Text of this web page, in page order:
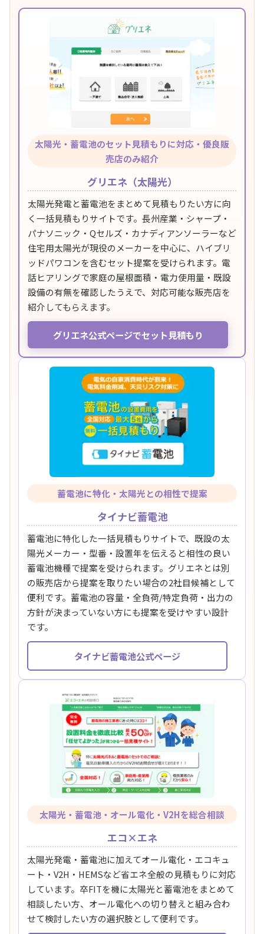
太陽光・蓄電池のセット見積もりに対応・優良販
売店のみ紹介
グリエネ（太陽光）
太陽光発電と蓄電池をまとめて見積もりたい方に向
く一括見積もりサイトです。長州産業・シャープ・
パナソニック・Qセルズ・カナディアンソーラーなど
住宅用太陽光が現役のメーカーを中心に、ハイブリ
ッドパワコンを含むセット提案を受けられます。電
話ヒアリングで家庭の屋根面積・電力使用量・既設
設備の有無を確認したうえで、対応可能な販売店を
紹介してもらえます。
グリエネ公式ページでセット見積もり
蓄電池に特化・太陽光との相性で提案
タイナビ蓄電池
蓄電池に特化した一括見積もりサイトで、既設の太
陽光メーカー・型番・設置年を伝えると相性の良い
蓄電池機種で提案を受けられます。グリエネとは別
の販売店から提案を取りたい場合の2社目候補として
便利です。蓄電池の容量・全負荷/特定負荷・出力の
方針が決まっていない方にも提案を受けやすい設計
です。
タイナビ蓄電池公式ページ
太陽光・蓄電池・オール電化・V2Hを総合相談
エコ×エネ
太陽光発電・蓄電池に加えてオール電化・エコキュ
ート・V2H・HEMSなど省エネ全般の見積もりに対応
しています。卒FITを機に太陽光と蓄電池をまとめて
相談したい方、オール電化への切り替えと組み合わ
せて検討したい方の選択肢として便利です。